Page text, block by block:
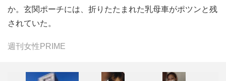
か。玄関ポーチには、折りたたまれた乳母車がポツンと残
されていた。
週刊女性PRIME